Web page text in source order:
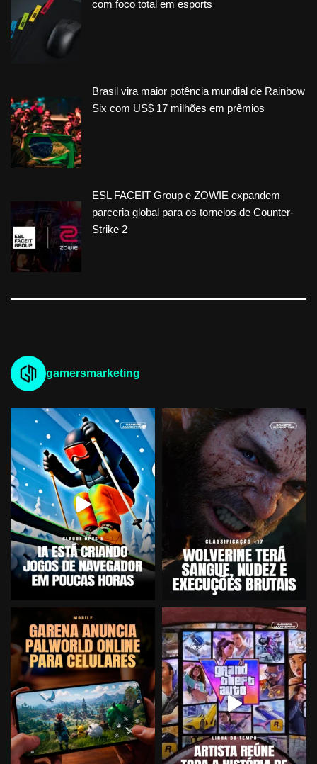
com foco total em esports
Brasil vira maior potência mundial de Rainbow
Six com US$ 17 milhões em prêmios
ESL FACEIT Group e ZOWIE expandem
parceria global para os torneios de Counter-
Strike 2
gamersmarketing